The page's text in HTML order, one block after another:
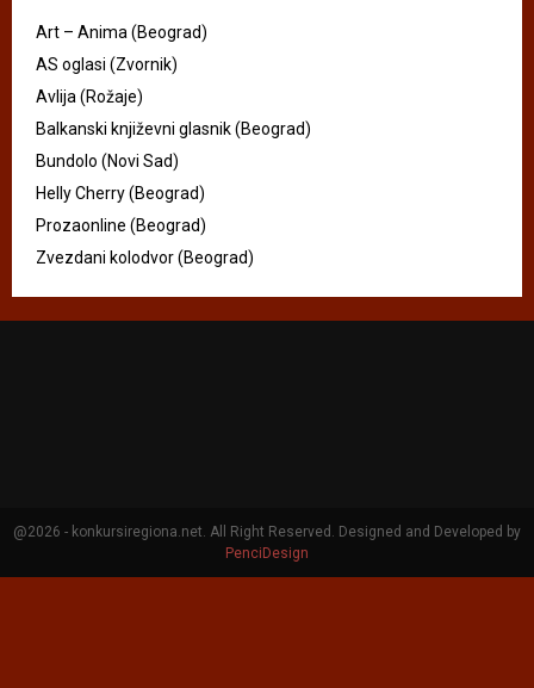
Art – Anima (Beograd)
AS oglasi (Zvornik)
Avlija (Rožaje)
Balkanski književni glasnik (Beograd)
Bundolo (Novi Sad)
Helly Cherry (Beograd)
Prozaonline (Beograd)
Zvezdani kolodvor (Beograd)
@2026 - konkursiregiona.net. All Right Reserved. Designed and Developed by
PenciDesign